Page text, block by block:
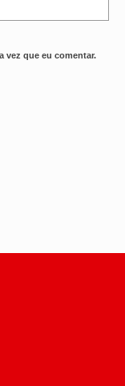
vez que eu comentar.